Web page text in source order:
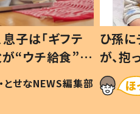
80歳じいじ
…ひ孫の反応に
「可愛くて仕方な
とせなNEWS編集部